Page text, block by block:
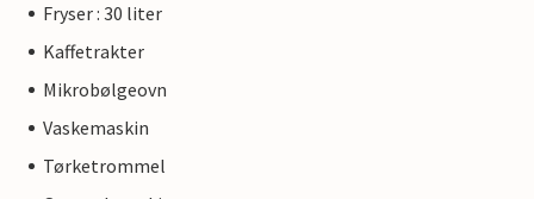
Fryser : 30 liter
Kaffetrakter
Mikrobølgeovn
Vaskemaskin
Tørketrommel